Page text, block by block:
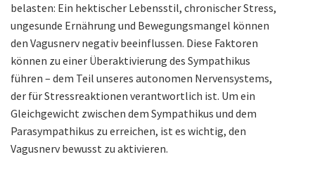
belasten: Ein hektischer Lebensstil, chronischer Stress,
ungesunde Ernährung und Bewegungsmangel können
den Vagusnerv negativ beeinflussen. Diese Faktoren
können zu einer Überaktivierung des Sympathikus
führen – dem Teil unseres autonomen Nervensystems,
der für Stressreaktionen verantwortlich ist. Um ein
Gleichgewicht zwischen dem Sympathikus und dem
Parasympathikus zu erreichen, ist es wichtig, den
Vagusnerv bewusst zu aktivieren.